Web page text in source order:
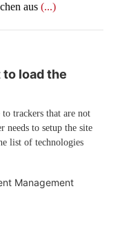
aus (...)
load the
trackers that are not
needs to setup the site
list of technologies
Management